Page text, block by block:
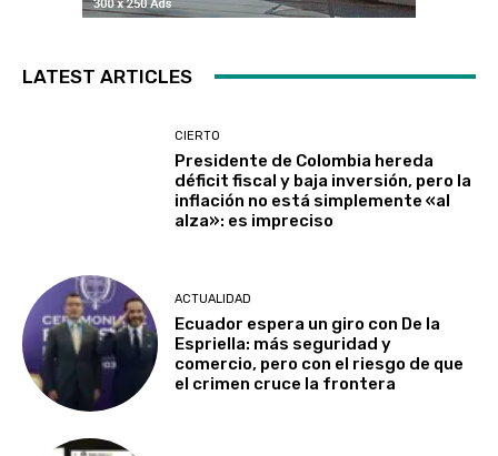
LATEST ARTICLES
CIERTO
Presidente de Colombia hereda
déficit fiscal y baja inversión, pero la
inflación no está simplemente «al
alza»: es impreciso
ACTUALIDAD
Ecuador espera un giro con De la
Espriella: más seguridad y
comercio, pero con el riesgo de que
el crimen cruce la frontera